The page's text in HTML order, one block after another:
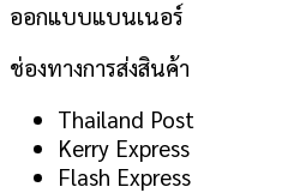
ออกแบบแบนเนอร์
ช่องทางการส่งสินค้า
Thailand Post
Kerry Express
Flash Express